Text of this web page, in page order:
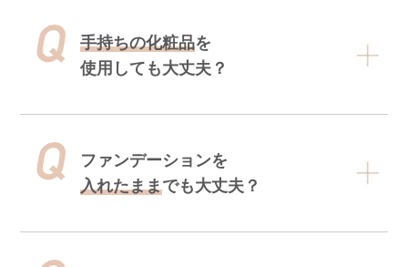
手持ちの化粧品を
使用しても大丈夫？
ファンデーションを
入れたままでも大丈夫？